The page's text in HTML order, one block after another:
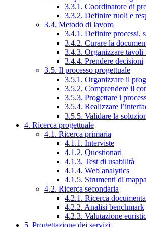
3.3.1. Coordinatore di
3.3.2. Definire ruoli e
3.4. Metodo di lavoro
3.4.1. Definire processi,
3.4.2. Curare la
3.4.3. Organizzare
3.4.4. Prendere decisioni
3.5. Il processo progettuale
3.5.1. Organizzare il
3.5.2. Comprendere il
3.5.3. Progettare i
3.5.4. Realizzare
3.5.5. Validare la
4. Ricerca progettuale
4.1. Ricerca primaria
4.1.1. Interviste
4.1.2. Questionari
4.1.3. Test di usabilità
4.1.4. Web analytics
4.1.5. Strumenti di
4.2. Ricerca secondaria
4.2.1. Ricerca
4.2.2. Analisi benchmark
4.2.3. Valutazione
5. Progettazione dei servizi